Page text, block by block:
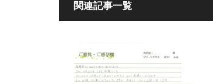
関連記事一覧